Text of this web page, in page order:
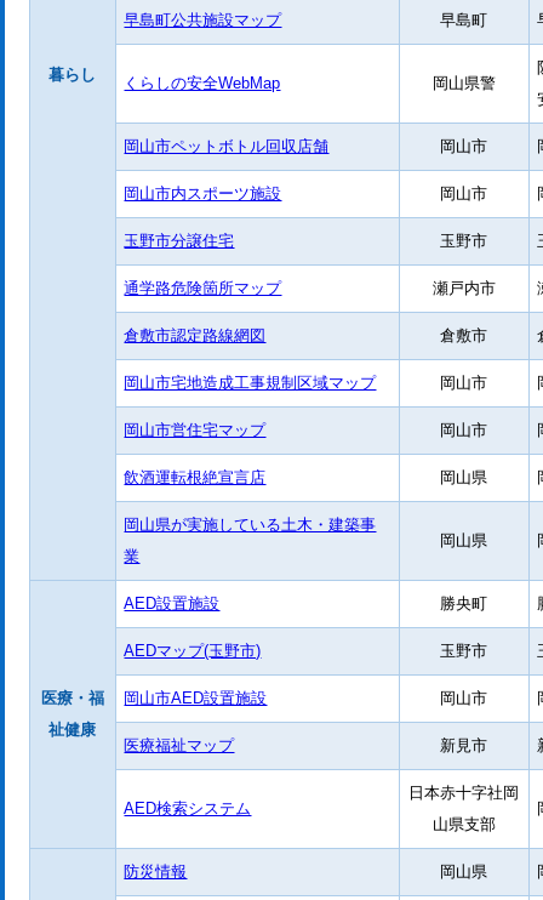
暮らし
早島町公共施設マップ 早島町
くらしの安全WebMap 岡山県警
岡山市ペットボトル回収店舗 岡山市
岡山市内スポーツ施設 岡山市
玉野市分譲住宅 玉野市
通学路危険箇所マップ 瀬戸内市
倉敷市認定路線網図 倉敷市
岡山市宅地造成工事規制区域マップ 岡山市
岡山市営住宅マップ 岡山市
飲酒運転根絶宣言店 岡山県
岡山県が実施している土木・建築事
業
岡山県
医療・福
祉健康
AED設置施設 勝央町
AEDマップ(玉野市) 玉野市
岡山市AED設置施設 岡山市
医療福祉マップ 新見市
AED検索システム
日本赤十字社岡
山県支部
防災情報 岡山県